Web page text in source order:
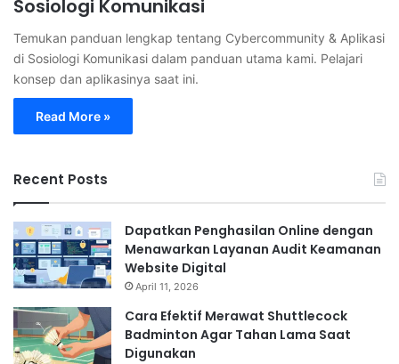
Sosiologi Komunikasi
Temukan panduan lengkap tentang Cybercommunity & Aplikasi
di Sosiologi Komunikasi dalam panduan utama kami. Pelajari
konsep dan aplikasinya saat ini.
Read More »
Recent Posts
Dapatkan Penghasilan Online dengan
Menawarkan Layanan Audit Keamanan
Website Digital
April 11, 2026
Cara Efektif Merawat Shuttlecock
Badminton Agar Tahan Lama Saat
Digunakan